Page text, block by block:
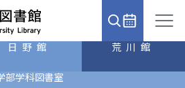
日野館 荒川館
部学科図書室